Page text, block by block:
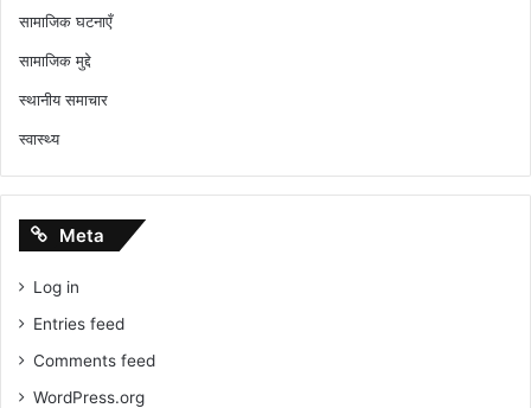
सामाजिक घटनाएँ
सामाजिक मुद्दे
स्थानीय समाचार
स्वास्थ्य
Meta
Log in
Entries feed
Comments feed
WordPress.org